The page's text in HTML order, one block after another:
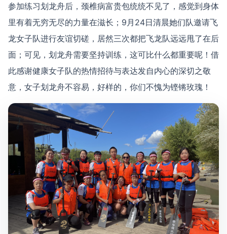
参加练习划龙舟后，颈椎病富贵包统统不见了，感觉到身体
里有着无穷无尽的力量在滋长；9月24日清晨她们队邀请飞
龙女子队进行友谊切磋，居然三次都把飞龙队远远甩了在后
面；可见，划龙舟需要坚持训练，这可比什么都重要呢！借
此感谢健康女子队的热情招待与表达发自内心的深切之敬
意，女子划龙舟不容易，好样的，你们不愧为铿锵玫瑰！